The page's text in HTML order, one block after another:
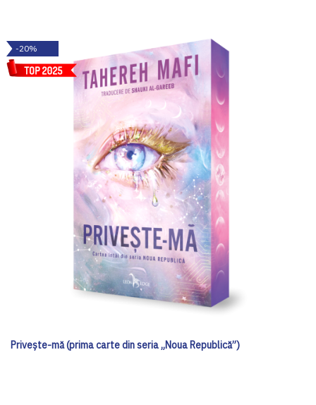
-20%
Privește-mă (prima carte din seria „Noua Republică”)